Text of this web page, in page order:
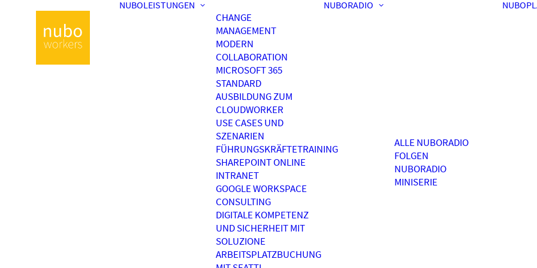
NUBOLEISTUNGEN
CHANGE
MANAGEMENT
MODERN
COLLABORATION
MICROSOFT 365
STANDARD
AUSBILDUNG ZUM
CLOUDWORKER
USE CASES UND
SZENARIEN
FÜHRUNGSKRÄFTETRAINING
SHAREPOINT ONLINE
INTRANET
GOOGLE WORKSPACE
CONSULTING
DIGITALE KOMPETENZ
UND SICHERHEIT MIT
SOLUZIONE
ARBEITSPLATZBUCHUNG
NUBORADIO
ALLE NUBORADIO
FOLGEN
NUBORADIO
MINISERIE